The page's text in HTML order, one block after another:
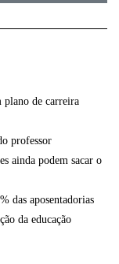
plano de carreira
professor
ainda podem sacar o
das aposentadorias
da educação